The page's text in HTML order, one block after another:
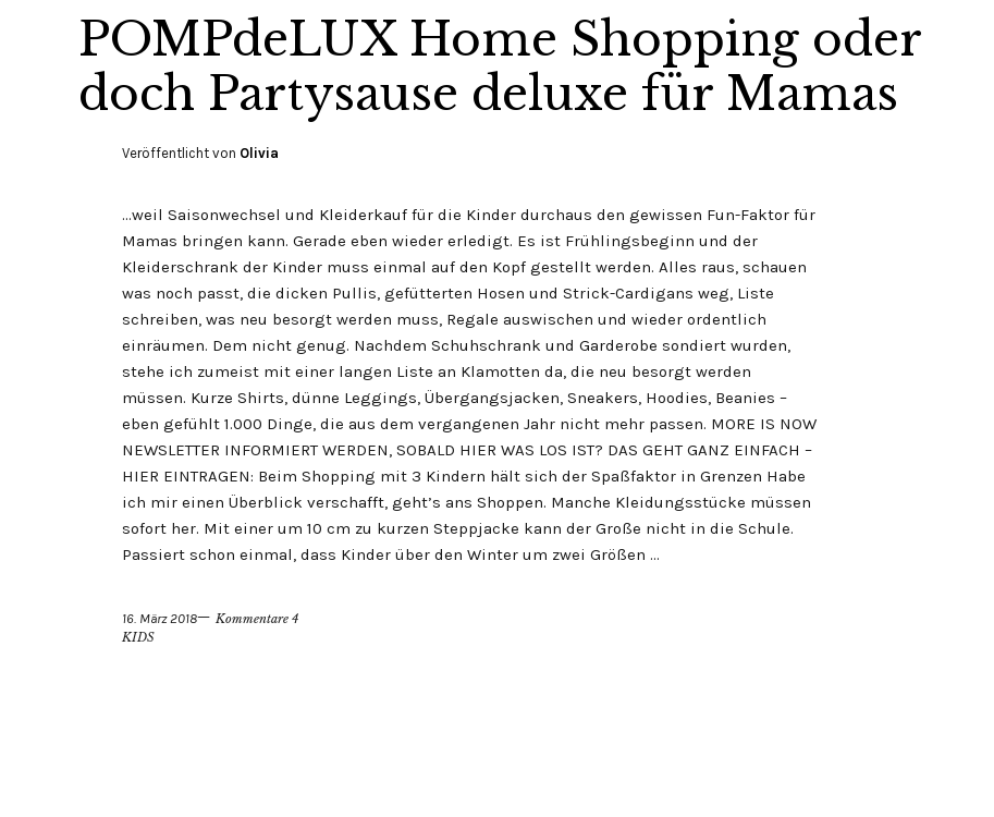
POMPdeLUX Home Shopping oder
doch Partysause deluxe für Mamas
Veröffentlicht von Olivia
…weil Saisonwechsel und Kleiderkauf für die Kinder durchaus den gewissen Fun-Faktor für
Mamas bringen kann. Gerade eben wieder erledigt. Es ist Frühlingsbeginn und der
Kleiderschrank der Kinder muss einmal auf den Kopf gestellt werden. Alles raus, schauen
was noch passt, die dicken Pullis, gefütterten Hosen und Strick-Cardigans weg, Liste
schreiben, was neu besorgt werden muss, Regale auswischen und wieder ordentlich
einräumen. Dem nicht genug. Nachdem Schuhschrank und Garderobe sondiert wurden,
stehe ich zumeist mit einer langen Liste an Klamotten da, die neu besorgt werden
müssen. Kurze Shirts, dünne Leggings, Übergangsjacken, Sneakers, Hoodies, Beanies –
eben gefühlt 1.000 Dinge, die aus dem vergangenen Jahr nicht mehr passen. MORE IS NOW
NEWSLETTER INFORMIERT WERDEN, SOBALD HIER WAS LOS IST? DAS GEHT GANZ EINFACH –
HIER EINTRAGEN: Beim Shopping mit 3 Kindern hält sich der Spaßfaktor in Grenzen Habe
ich mir einen Überblick verschafft, geht’s ans Shoppen. Manche Kleidungsstücke müssen
sofort her. Mit einer um 10 cm zu kurzen Steppjacke kann der Große nicht in die Schule.
Passiert schon einmal, dass Kinder über den Winter um zwei Größen …
16. März 2018
Kommentare 4
KIDS